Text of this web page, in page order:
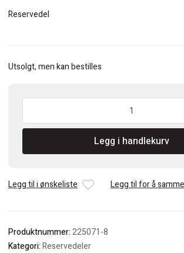
Reservedel
Utsolgt, men kan bestilles
for
Høvel
Legg i handlekurv
Legg til i ønskeliste Legg til for å
Produktnummer:225071-8
Kategori:Reservedeler